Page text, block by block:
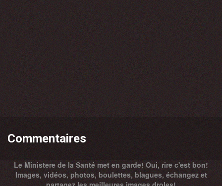
Commentaires
Le Ministere de la Santé met en garde! Oui, rire c'est bon!
Images, vidéos, photos, boulettes, blagues, échangez et